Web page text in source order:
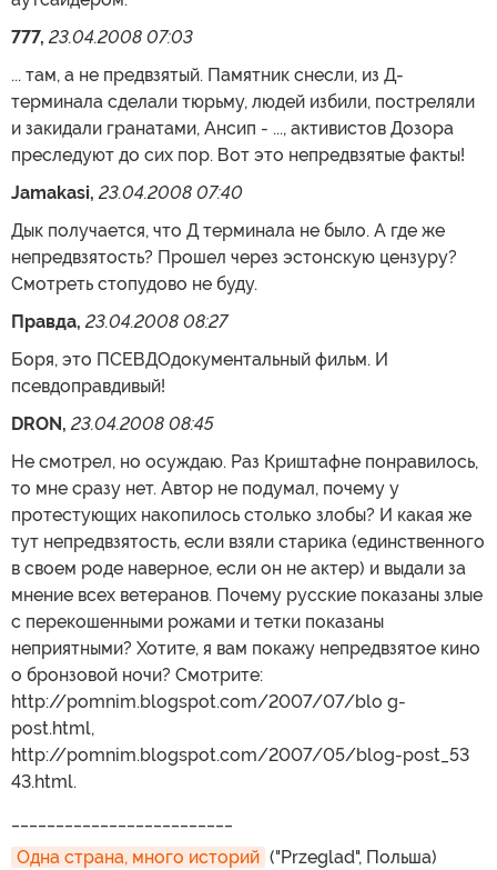
777, 23.04.2008 07:03
... там, а не предвзятый. Памятник снесли, из Д-
терминала сделали тюрьму, людей избили, постреляли
и закидали гранатами, Ансип - ..., активистов Дозора
преследуют до сих пор. Вот это непредвзятые факты!
Jamakasi, 23.04.2008 07:40
Дык получается, что Д терминала не было. А где же
непредвзятость? Прошел через эстонскую цензуру?
Смотреть стопудово не буду.
Правда, 23.04.2008 08:27
Боря, это ПСЕВДОдокументальный фильм. И
псевдоправдивый!
DRON, 23.04.2008 08:45
Не смотрел, но осуждаю. Раз Криштафне понравилось,
то мне сразу нет. Автор не подумал, почему у
протестующих накопилось столько злобы? И какая же
тут непредвзятость, если взяли старика (единственного
в своем роде наверное, если он не актер) и выдали за
мнение всех ветеранов. Почему русские показаны злые
с перекошенными рожами и тетки показаны
неприятными? Хотите, я вам покажу непредвзятое кино
о бронзовой ночи? Смотрите:
http://pomnim.blogspot.com/2007/07/blo g-
post.html,
http://pomnim.blogspot.com/2007/05/blog-post_53
43.html.
Одна страна, много историй ("Przeglad", Польша)